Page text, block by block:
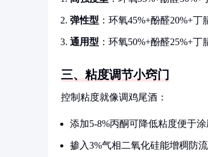
弹性型 ：环氧45%+酚醛20%+
通用型 ：环氧50%+酚醛25%+
三、粘度调节小窍门
控制粘度就像调鸡尾酒：
添加5-8%丙酮可降低粘度便于涂
掺入3%气相二氧化硅能增稠防